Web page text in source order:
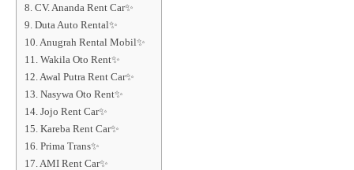
8. CV. Ananda Rent Car✨
9. Duta Auto Rental✨
10. Anugrah Rental Mobil✨
11. Wakila Oto Rent✨
12. Awal Putra Rent Car✨
13. Nasywa Oto Rent✨
14. Jojo Rent Car✨
15. Kareba Rent Car✨
16. Prima Trans✨
17. AMI Rent Car✨